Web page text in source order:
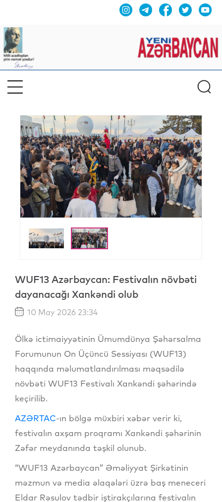
Previous
WUF13 Azərbaycan: Festivalın növbəti
dayanacağı Xankəndi olub
10 May 2026 23:34
Ölkə ictimaiyyətinin Ümumdünya Şəhərsalma
Forumunun On Üçüncü Sessiyası (WUF13)
haqqında məlumatlandırılması məqsədilə
növbəti WUF13 Festivalı Xankəndi şəhərində
keçirilib.
AZƏRTAC-ın bölgə müxbiri xəbər verir ki,
festivalın axşam proqramı Xankəndi şəhərinin
Zəfər meydanında təşkil olunub.
“WUF13 Azərbaycan” Əməliyyat Şirkətinin
məzmun və media əlaqələri üzrə baş meneceri
Eldar Rəsulov tədbir iştirakçılarına festivalın